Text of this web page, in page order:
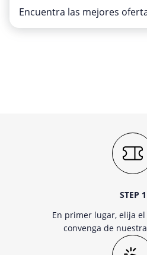
Encuentra las mejores
STEP 1
En primer lugar, elija
convenga de